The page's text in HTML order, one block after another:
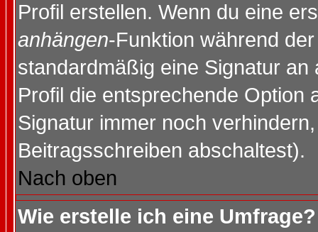
Profil erstellen. Wenn du eine
anhängen-Funktion während
standardmäßig eine Signatur
Profil die entsprechende Option
Signatur immer noch
Beitragsschreiben abschaltest).
Nach oben
Wie erstelle ich eine Umfrage?